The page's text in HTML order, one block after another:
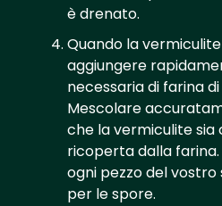
è drenato.
Quando la
aggiungere
necessaria di farina
Mescolare
che la vermiculite
ricoperta dalla
ogni pezzo del
per le spore.